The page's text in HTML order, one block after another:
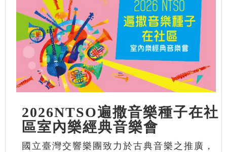
2026NTSO遍撒音樂種子在社
區室內樂經典音樂會
國立臺灣交響樂團致力於古典音樂之推廣，